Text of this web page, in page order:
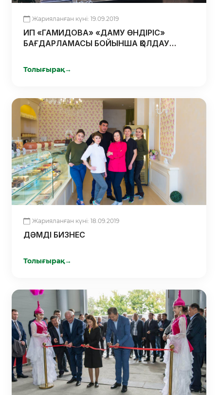
Жарияланған күні: 19.09.2019
ИП «ГАМИДОВА» «ДАМУ ӨНДІРІС»
БАҒДАРЛАМАСЫ БОЙЫНША ҚОЛДАУ
Толығырақ→
Жарияланған күні: 18.09.2019
ДӘМДІ БИЗНЕС
Толығырақ→